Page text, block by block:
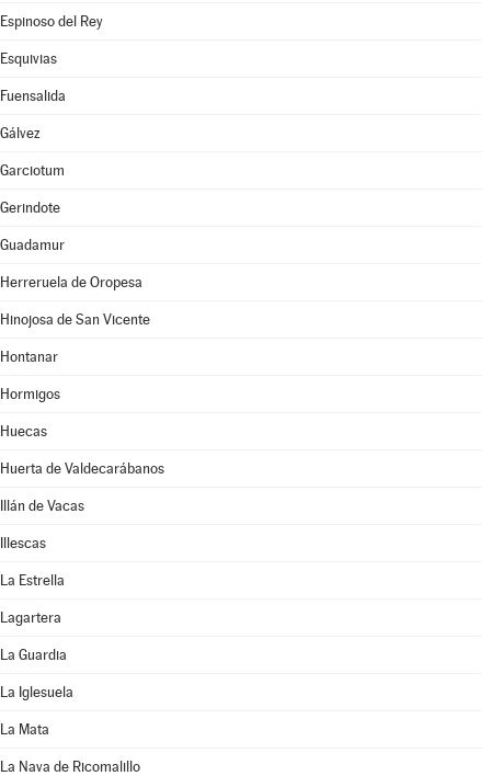
Espinoso del Rey
Esquivias
Fuensalida
Gálvez
Garciotum
Gerindote
Guadamur
Herreruela de Oropesa
Hinojosa de San Vicente
Hontanar
Hormigos
Huecas
Huerta de Valdecarábanos
Illán de Vacas
Illescas
La Estrella
Lagartera
La Guardia
La Iglesuela
La Mata
La Nava de Ricomalillo